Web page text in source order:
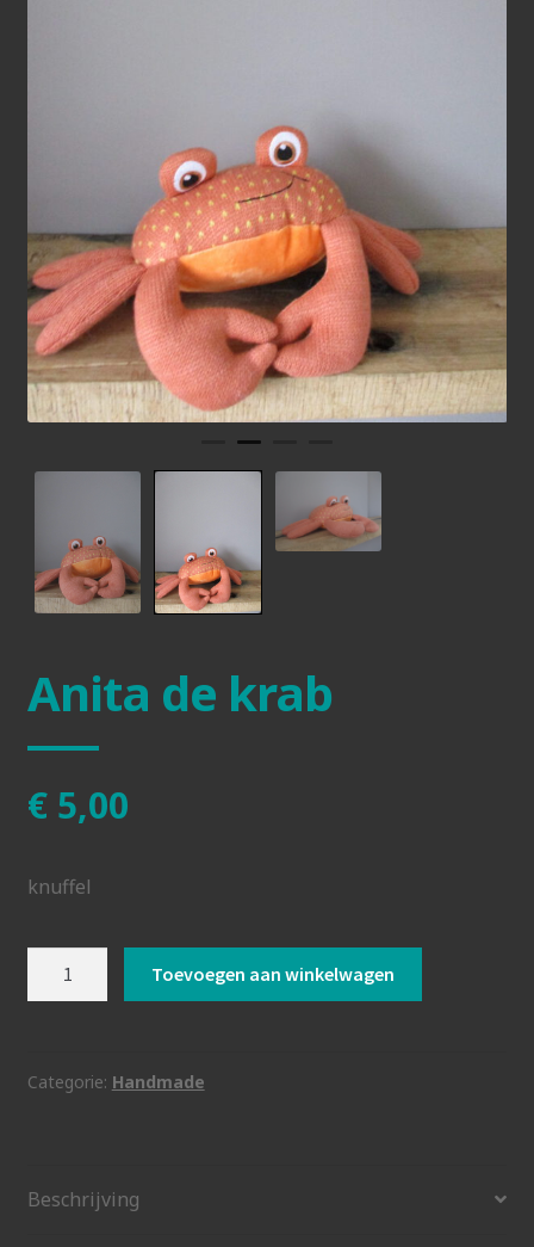
Anita de krab
€5,00
knuffel
Toevoegen aan winkelwagen
Categorie: Handmade
Beschrijving